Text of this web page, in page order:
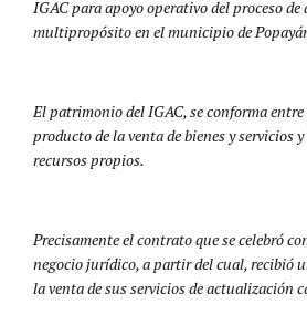
IGAC para apoyo operativo del proceso
multipropósito en el municipio de
El patrimonio del IGAC, se conforma
producto de la venta de bienes y servicios
recursos propios.
Precisamente el contrato que se celebró
negocio jurídico, a partir del cual, recibió
la venta de sus servicios de actualización